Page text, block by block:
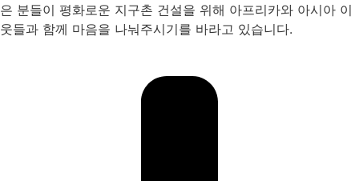
은 분들이 평화로운 지구촌 건설을 위해 아프리카와 아시아 이
웃들과 함께 마음을 나눠주시기를 바라고 있습니다.